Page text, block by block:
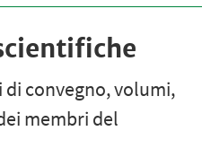
convegno, volumi,
membri del